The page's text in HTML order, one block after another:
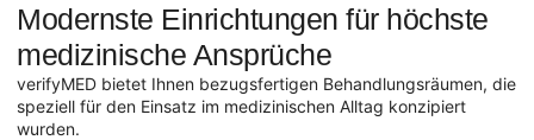
Modernste Einrichtungen für höchste
medizinische Ansprüche
verifyMED bietet Ihnen bezugsfertigen Behandlungsräumen, die
speziell für den Einsatz im medizinischen Alltag konzipiert
wurden.